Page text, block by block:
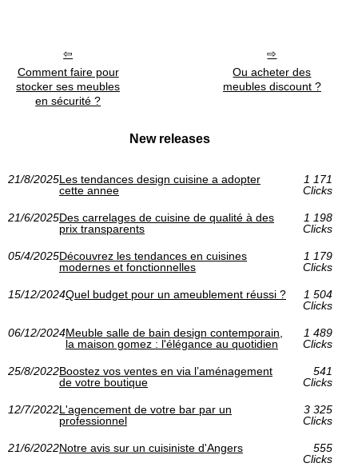
Comment faire pour
stocker ses meubles
en sécurité ?
Ou acheter des
meubles discount ?
New releases
21/8/2025Les tendances design cuisine a adopter
cette annee
1 171
Clicks
21/6/2025Des carrelages de cuisine de qualité à des
prix transparents
1 198
Clicks
05/4/2025Découvrez les tendances en cuisines
modernes et fonctionnelles
1 179
Clicks
15/12/2024Quel budget pour un ameublement réussi ?
1 504
Clicks
06/12/2024Meuble salle de bain design contemporain,
la maison gomez : l'élégance au quotidien
1 489
Clicks
25/8/2022Boostez vos ventes en via l’aménagement
de votre boutique
541
Clicks
12/7/2022L'agencement de votre bar par un
professionnel
3 325
Clicks
21/6/2022Notre avis sur un cuisiniste d'Angers
555
Clicks